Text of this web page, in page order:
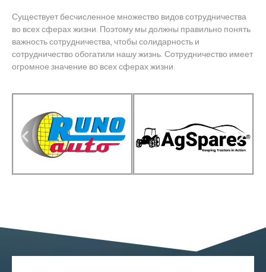
Существует бесчисленное множество видов сотрудничества
во всех сферах жизни. Поэтому мы должны правильно понять
важность сотрудничества, чтобы солидарность и
сотрудничество обогатили нашу жизнь. Сотрудничество имеет
огромное значение во всех сферах жизни.